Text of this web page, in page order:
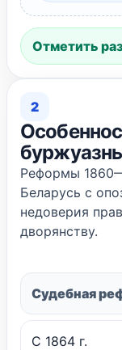
Отметить
2
Реформы
Беларусь с
недоверия
дворянству.
Судебная
С 1864 г.